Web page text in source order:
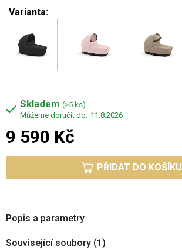
Varianta:
Skladem (>5 ks)
11.8.2026
9 590 Kč
PŘIDAT DO KOŠÍKU
Popis a parametry
Související soubory (1)